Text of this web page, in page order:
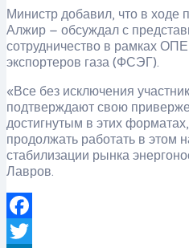
Министр добавил, что в ходе
Алжир – обсуждал с
сотрудничество в рамках
экспортеров газа (ФСЭГ).
«Все без исключения
подтверждают свою
достигнутым в этих
продолжать работать в этом
стабилизации рынка
Лавров.
Facebook